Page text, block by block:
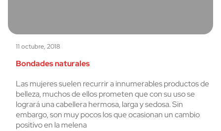
11 octubre, 2018
Bondades naturales
Las mujeres suelen recurrir a innumerables productos de
belleza, muchos de ellos prometen que con su uso se
logrará una cabellera hermosa, larga y sedosa. Sin
embargo, son muy pocos los que ocasionan un cambio
positivo en la melena